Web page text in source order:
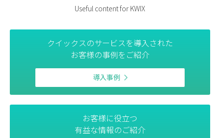
Useful content for KWIX
クイックスのサービスを導入された
お客様の事例をご紹介
導入事例
お客様に役立つ
有益な情報のご紹介